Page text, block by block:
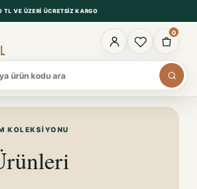
TL VE ÜZERI ÜCRETSIZ KARGO
0
KOLEKSIYONU